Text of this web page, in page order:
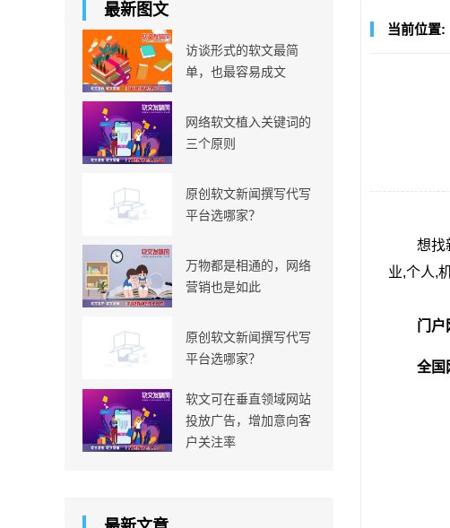
最新图文
访谈形式的软文最简
单，也最容易成文
网络软文植入关键词的
三个原则
原创软文新闻撰写代写
平台选哪家？
万物都是相通的，网络
营销也是如此
原创软文新闻撰写代写
平台选哪家？
软文可在垂直领域网站
投放广告，增加意向客
户关注率
当前位置:
想找
业,个人,
门户
全国